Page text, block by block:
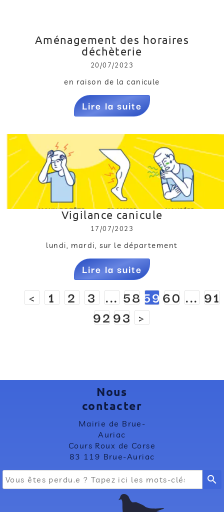
Aménagement des horaires
déchèterie
20/07/2023
en raison de la canicule
Lire la suite
Vigilance canicule
17/07/2023
lundi, mardi, sur le département
Lire la suite
< 1 2 3 ... 58 5960 ... 91
92 93 >
Nous
contacter
Mairie de Brue-
Auriac
Cours Roux de Corse
83 119 Brue-Auriac
search